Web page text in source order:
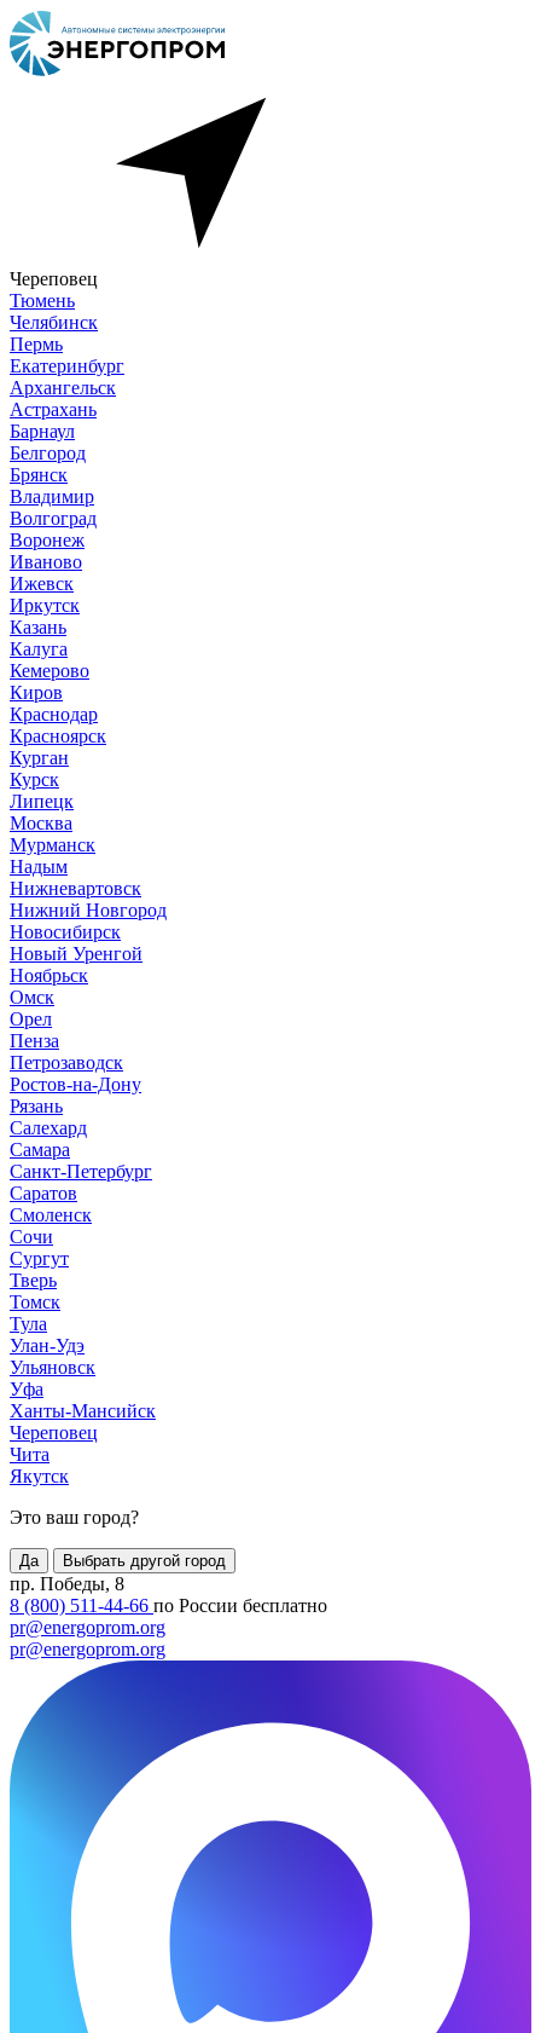
Череповец
Тюмень
Челябинск
Пермь
Екатеринбург
Архангельск
Астрахань
Барнаул
Белгород
Брянск
Владимир
Волгоград
Воронеж
Иваново
Ижевск
Иркутск
Казань
Калуга
Кемерово
Киров
Краснодар
Красноярск
Курган
Курск
Липецк
Москва
Мурманск
Надым
Нижневартовск
Нижний Новгород
Новосибирск
Новый Уренгой
Ноябрьск
Омск
Орел
Пенза
Петрозаводск
Ростов-на-Дону
Рязань
Салехард
Самара
Санкт-Петербург
Саратов
Смоленск
Сочи
Сургут
Тверь
Томск
Тула
Улан-Удэ
Ульяновск
Уфа
Ханты-Мансийск
Череповец
Чита
Якутск
Это ваш город?
Да Выбрать другой город
пр. Победы, 8
8 (800) 511-44-66 по России бесплатно
pr@energoprom.org
pr@energoprom.org